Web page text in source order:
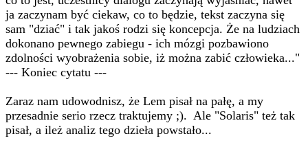
ja zaczynam być ciekaw, co to będzie, tekst zaczyna się
sam "dziać" i tak jakoś rodzi się koncepcja. Że na ludziach
dokonano pewnego zabiegu - ich mózgi pozbawiono
zdolności wyobrażenia sobie, iż można zabić człowieka..."
--- Koniec cytatu ---
Zaraz nam udowodnisz, że Lem pisał na pałę, a my
przesadnie serio rzecz traktujemy ;). Ale "Solaris" też tak
pisał, a ileż analiz tego dzieła powstało...